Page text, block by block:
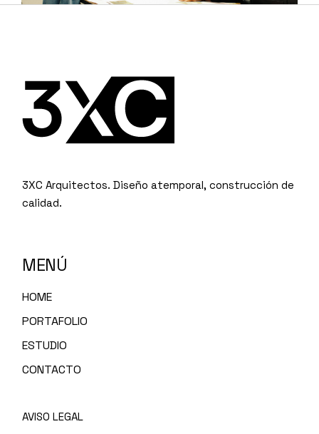
3XC Arquitectos. Diseño atemporal, construcción de
calidad.
MENÚ
HOME
PORTAFOLIO
ESTUDIO
CONTACTO
AVISO LEGAL